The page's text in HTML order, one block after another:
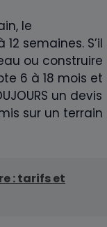
le
semaines. S’il
ou construire
6 à 18 mois et
un devis
sur un terrain
: tarifs et